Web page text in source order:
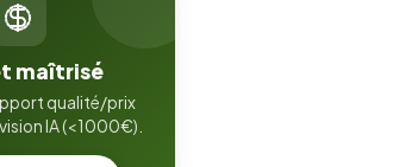
maîtrisé
qualité/prix
IA (<1000€).